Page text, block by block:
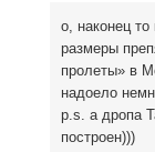
о, наконец то
размеры
пролеты» в
надоело
p.s. а дропа
построен)))